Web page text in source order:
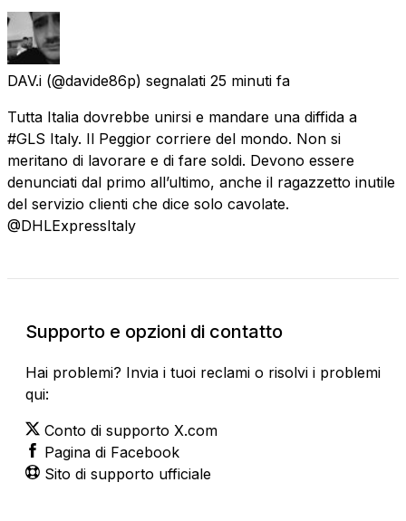
DAV.i (@davide86p) segnalati 25 minuti fa
Tutta Italia dovrebbe unirsi e mandare una diffida a
#GLS Italy. Il Peggior corriere del mondo. Non si
meritano di lavorare e di fare soldi. Devono essere
denunciati dal primo all’ultimo, anche il ragazzetto inutile
del servizio clienti che dice solo cavolate.
@DHLExpressItaly
Supporto e opzioni di contatto
Hai problemi? Invia i tuoi reclami o risolvi i problemi
qui:
Conto di supporto X.com
Pagina di Facebook
Sito di supporto ufficiale